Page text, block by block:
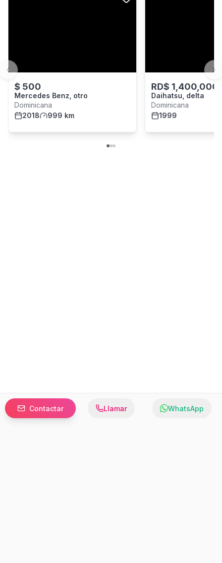
Contactar Llamar WhatsApp
$ 500
Mercedes Benz, otro
Dominicana
2018
999 km
RD$ 1,400,000
Daihatsu, delta
Dominicana
1999
Previous slide